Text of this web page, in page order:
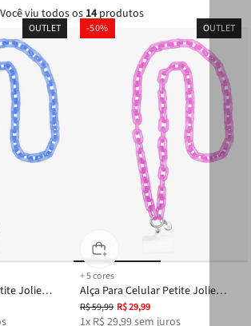
Você viu todos os 14produtos
Jolie
OUTLET -50%
+5cores
Alça Para Celular Petite Jolie
Chiclete Translúcido PJ20331
R$59,99 R$29,99
1x R$ 29,99sem juros
OUTLET